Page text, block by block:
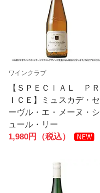
ワインクラブ
【ＳＰＥＣＩＡＬ ＰＲ
ＩＣＥ】ミュスカデ・セ
ーヴル・エ・メーヌ・シ
ュール・リー
1,980円（税込）